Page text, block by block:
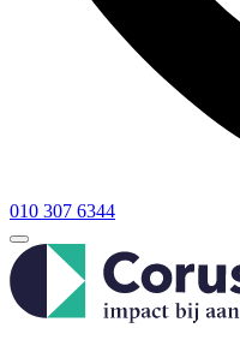
010 307 6344